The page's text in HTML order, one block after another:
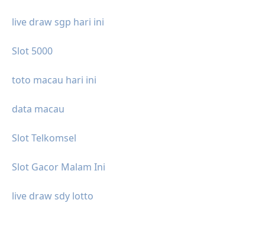
live draw sgp hari ini
Slot 5000
toto macau hari ini
data macau
Slot Telkomsel
Slot Gacor Malam Ini
live draw sdy lotto